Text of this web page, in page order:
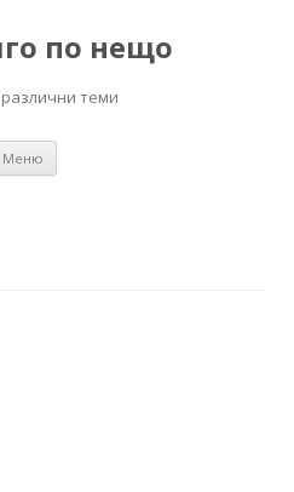
по нещо
теми
Меню